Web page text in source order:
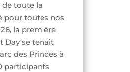
de toute la
pour toutes nos
la première
Day se tenait
des Princes à
participants